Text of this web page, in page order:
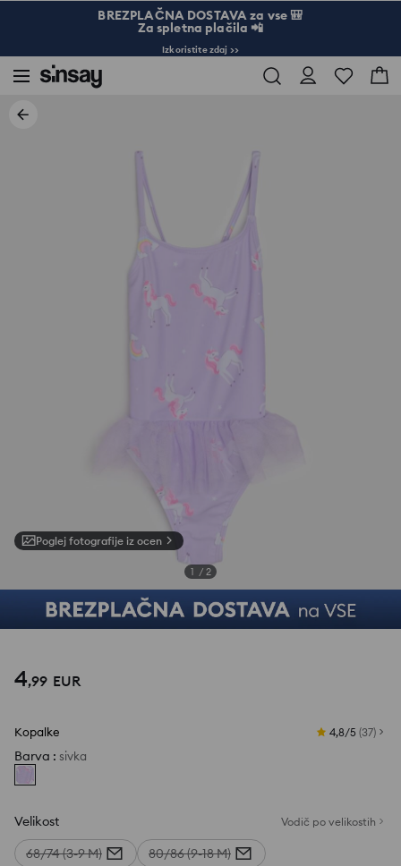
BREZPLAČNA DOSTAVA za vse 🎒
Za spletna plačila 📲
Izkoristite zdaj >>
Poglej fotografije iz ocen
1 / 2
4,99 EUR
Kopalke 4,8/5 (37)
Barva : sivka
Velikost Vodič po velikostih
68/74 (3-9 M)
80/86 (9-18 M)